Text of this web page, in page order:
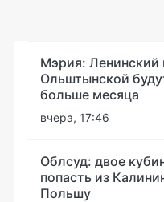
Мэрия: Ленинский
Ольштынской
больше месяца
вчера, 17:46
Облсуд: двое
попасть из
Польшу